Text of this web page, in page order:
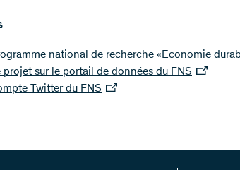
national de recherche «Economie
projet sur le portail de données du FNS
Twitter du FNS